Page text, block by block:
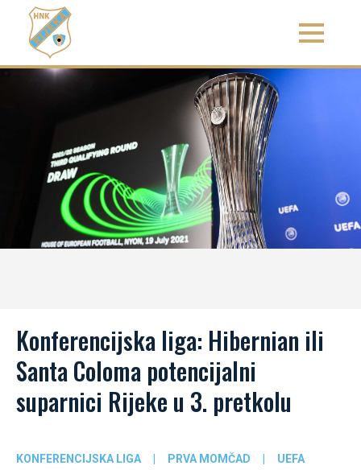
Konferencijska liga: Hibernian ili
Santa Coloma potencijalni
suparnici Rijeke u 3. pretkolu
KONFERENCIJSKA LIGA | PRVA MOMČAD | UEFA